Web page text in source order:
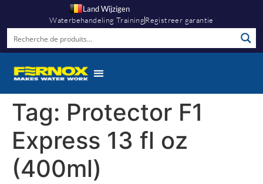
Land Wijzigen
Waterbehandeling TrainingRegistreer garantie
Tag: Protector F1
Express 13 fl oz
(400ml)